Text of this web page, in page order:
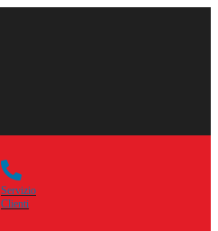
Servizio
Clienti